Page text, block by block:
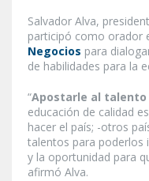
Salvador Alva,
participó como orador
Negocios para
de habilidades para la
“Apostarle al
educación de calidad
hacer el país; -otros
talentos para poderlos
y la oportunidad para
afirmó Alva.